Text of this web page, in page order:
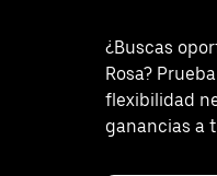
¿Buscas
Rosa?
flexibilidad
ganancias a